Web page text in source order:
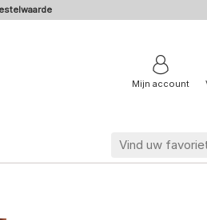
Mijn account